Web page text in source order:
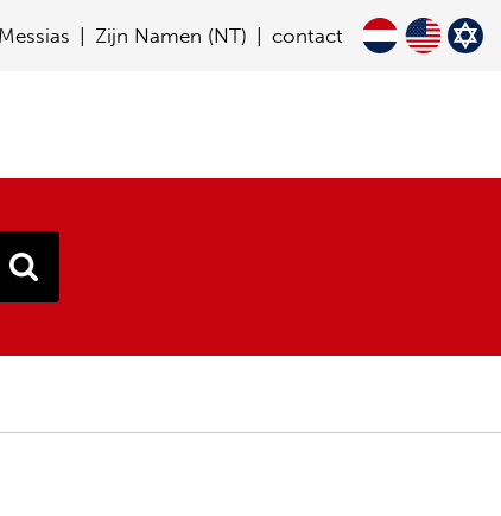
Zijn Namen (NT) contact